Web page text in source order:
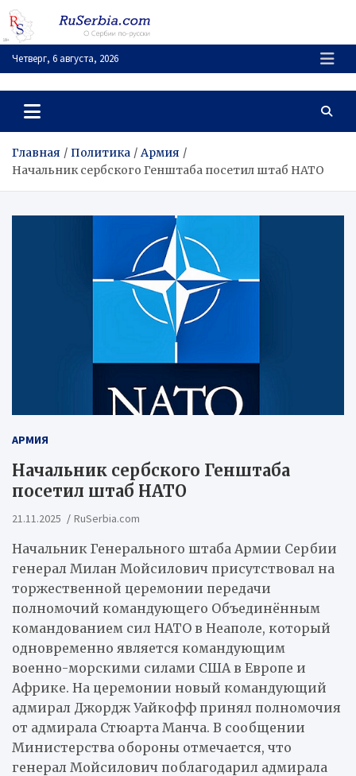
Перейти
содержимому
Четверг, 6 августа, 2026
RuSerbia.com
О Сербии – по-русски
Главная Политика
Армия
Начальник сербского Генштаба посетил штаб НАТО
АРМИЯ
Начальник сербского Генштаба
посетил штаб НАТО
21.11.2025 RuSerbia.com
Начальник Генерального штаба Армии Сербии
генерал Милан Мойсилович присутствовал на
торжественной церемонии передачи
полномочий командующего Объединённым
командованием сил НАТО в Неаполе, который
одновременно является командующим
военно-морскими силами США в Европе и
Африке. На церемонии новый командующий
адмирал Джордж Уайкофф принял полномочия
от адмирала Стюарта Манча. В сообщении
Министерства обороны отмечается, что
генерал Мойсилович поблагодарил адмирала